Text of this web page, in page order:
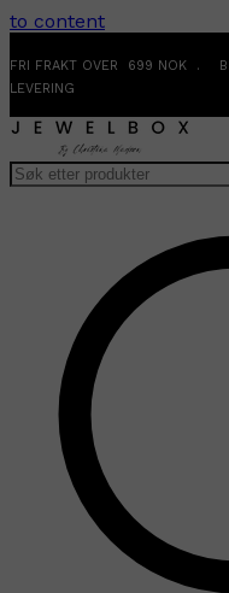
to content
FRI FRAKT OVER 699 NOK .
LEVERING